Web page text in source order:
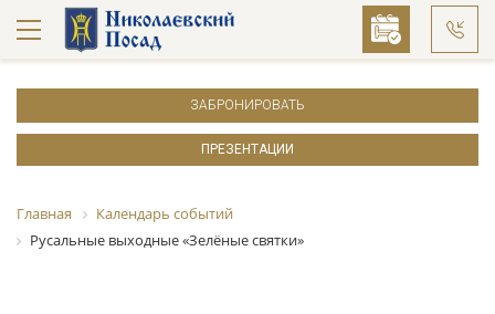
ЗАБРОНИРОВАТЬ
ПРЕЗЕНТАЦИИ
Главная
Календарь событий
Русальные выходные «Зелёные святки»